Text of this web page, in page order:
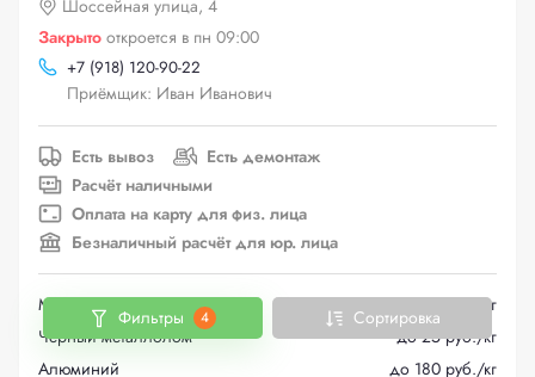
Шоссейная улица, 4
Закрыто откроется в пн 09:00
+7 (918) 120-90-22
Приёмщик: Иван Иванович
Есть вывоз
Есть демонтаж
Расчёт наличными
Оплата на карту для физ. лица
Безналичный расчёт для юр. лица
Медь
до 665 руб./кг
Черный металлолом
до 25 руб./кг
Алюминий
до 180 руб./кг
Фильтры 4 Сортировка